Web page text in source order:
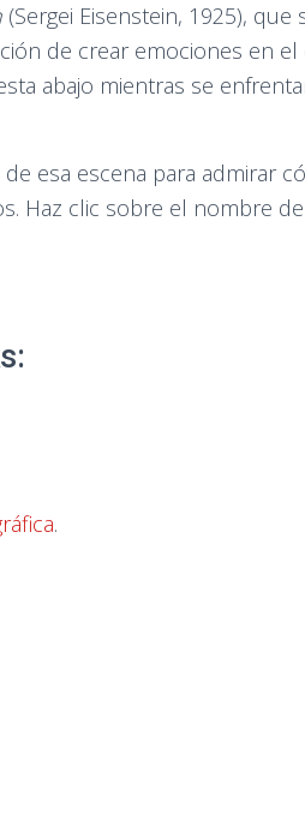
(Sergei Eisenstein, 1925),
de crear emociones en
abajo mientras se
esa escena para admirar
Haz clic sobre el nombre
.